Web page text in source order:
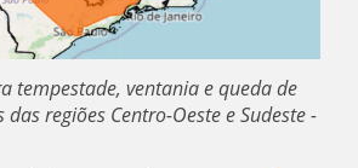
tempestade, ventania e queda de
regiões Centro-Oeste e Sudeste -